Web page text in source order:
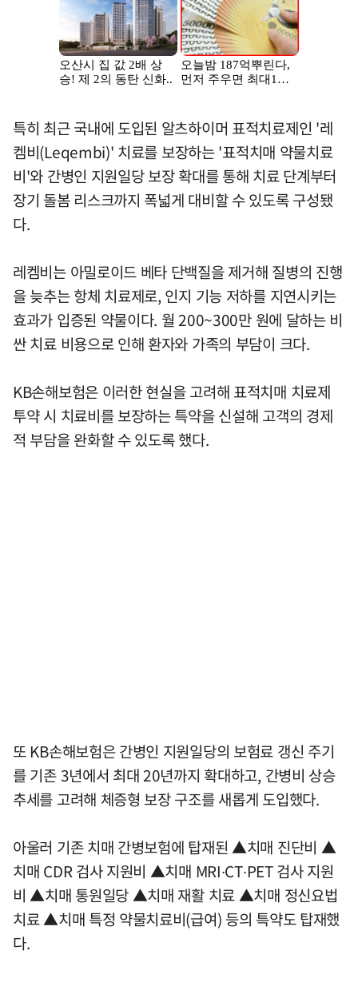
특히 최근 국내에 도입된 알츠하이머 표적치료제인 '레
켐비(Leqembi)' 치료를 보장하는 '표적치매 약물치료
비'와 간병인 지원일당 보장 확대를 통해 치료 단계부터
장기 돌봄 리스크까지 폭넓게 대비할 수 있도록 구성됐
다.
레켐비는 아밀로이드 베타 단백질을 제거해 질병의 진행
을 늦추는 항체 치료제로, 인지 기능 저하를 지연시키는
효과가 입증된 약물이다. 월 200~300만 원에 달하는 비
싼 치료 비용으로 인해 환자와 가족의 부담이 크다.
KB손해보험은 이러한 현실을 고려해 표적치매 치료제
투약 시 치료비를 보장하는 특약을 신설해 고객의 경제
적 부담을 완화할 수 있도록 했다.
또 KB손해보험은 간병인 지원일당의 보험료 갱신 주기
를 기존 3년에서 최대 20년까지 확대하고, 간병비 상승
추세를 고려해 체증형 보장 구조를 새롭게 도입했다.
아울러 기존 치매 간병보험에 탑재된 ▲치매 진단비 ▲
치매 CDR 검사 지원비 ▲치매 MRI∙CT∙PET 검사 지원
비 ▲치매 통원일당 ▲치매 재활 치료 ▲치매 정신요법
치료 ▲치매 특정 약물치료비(급여) 등의 특약도 탑재했
다.